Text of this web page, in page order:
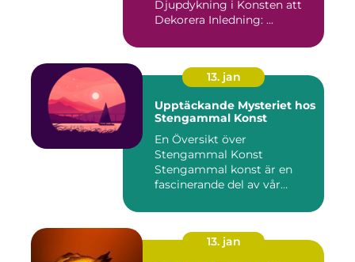
Djupdykning i Konsten att
Dekorera Inledning: ...
13. jan
Upptäckande Mysteriet hos
Stengammal Konst
En Översikt över
Stengammal Konst
Stengammal konst är en
fascinerande del av vår
13. jan